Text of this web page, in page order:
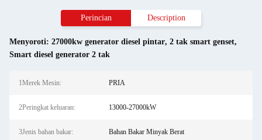
Perincian Description
Menyoroti: 27000kw generator diesel pintar, 2 tak smart genset,
Smart diesel generator 2 tak
1Merek Mesin: PRIA
2Peringkat keluaran: 13000-27000kW
3Jenis bahan bakar: Bahan Bakar Minyak Berat